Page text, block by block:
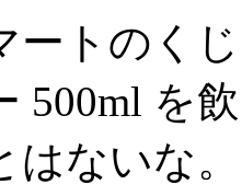
ートのく
500ml を
はないな